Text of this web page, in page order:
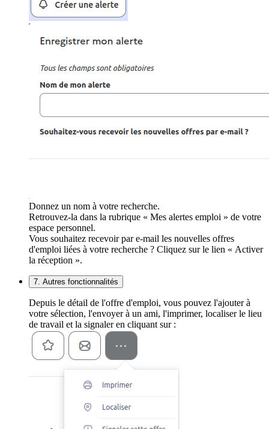
Donnez un nom à votre recherche.
Retrouvez-la dans la rubrique « Mes alertes emploi » de votre
espace personnel.
Vous souhaitez recevoir par e-mail les nouvelles offres
d'emploi liées à votre recherche ? Cliquez sur le lien « Activer
la réception ».
7. Autres fonctionnalités
Depuis le détail de l'offre d'emploi, vous pouvez l'ajouter à
votre sélection, l'envoyer à un ami, l'imprimer, localiser le lieu
de travail et la signaler en cliquant sur :